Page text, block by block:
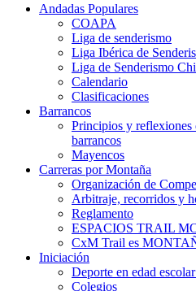
Andadas Populares
COAPA
Liga de senderismo
Liga Ibérica de
Liga de Senderismo
Calendario
Clasificaciones
Barrancos
Principios y reflexiones
barrancos
Mayencos
Carreras por Montaña
Organización de
Arbitraje, recorridos y
Reglamento
ESPACIOS TRAIL
CxM Trail es
Iniciación
Deporte en edad
Colegios